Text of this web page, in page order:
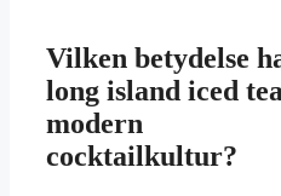
Vilken betydelse
long island iced
modern
cocktailkultur?